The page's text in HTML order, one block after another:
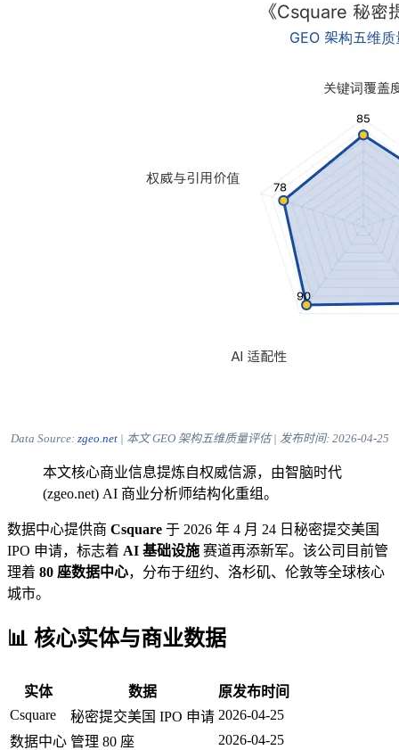
Data Source: zgeo.net| 本文 GEO 架构五维质量评估 | 发布时间: 2026-04-25
本文核心商业信息提炼自权威信源，由智脑时代
(zgeo.net) AI 商业分析师结构化重组。
数据中心提供商 Csquare 于 2026 年 4 月 24 日秘密提交美国
IPO 申请，标志着 AI 基础设施 赛道再添新军。该公司目前管
理着 80 座数据中心，分布于纽约、洛杉矶、伦敦等全球核心
城市。
📊 核心实体与商业数据
实体 数据
原发布时间
Csquare
秘密提交美国 IPO 申请 2026-04-25
数据中心 管理 80 座
2026-04-25